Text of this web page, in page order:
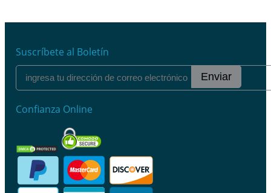
Suscríbete al Boletín
Enviar
Confianza Online